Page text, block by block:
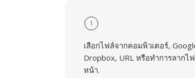
1
เลือกไฟล์จากคอมพิวเตอร์,
Dropbox, URL หรือทำการลากไ
หน้า.